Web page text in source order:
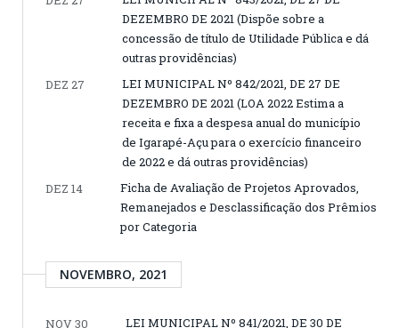
DEZEMBRO DE 2021 (Dispõe sobre a
concessão de título de Utilidade Pública e dá
outras providências)
DEZ 27
LEI MUNICIPAL Nº 842/2021, DE 27 DE
DEZEMBRO DE 2021 (LOA 2022 Estima a
receita e fixa a despesa anual do município
de Igarapé-Açu para o exercício financeiro
de 2022 e dá outras providências)
DEZ 14
Ficha de Avaliação de Projetos Aprovados,
Remanejados e Desclassificação dos Prêmios
por Categoria
NOVEMBRO, 2021
NOV 30
LEI MUNICIPAL Nº 841/2021, DE 30 DE